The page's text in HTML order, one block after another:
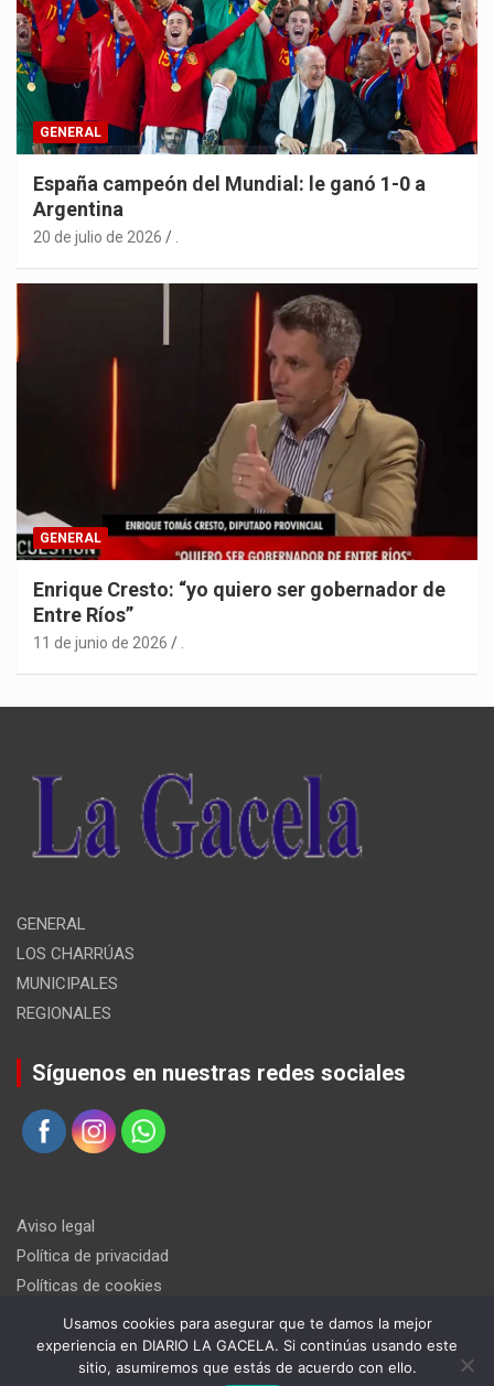
GENERAL
España campeón del Mundial: le ganó 1-0 a
Argentina
20 de julio de 2026
GENERAL
Enrique Cresto: “yo quiero ser gobernador de
Entre Ríos”
11 de junio de 2026
GENERAL
LOS CHARRÚAS
MUNICIPALES
REGIONALES
Síguenos en nuestras redes sociales
Aviso legal
Política de privacidad
Políticas de cookies
Usamos cookies para asegurar que te damos la mejor
experiencia en DIARIO LA GACELA. Si continúas usando este
sitio, asumiremos que estás de acuerdo con ello.